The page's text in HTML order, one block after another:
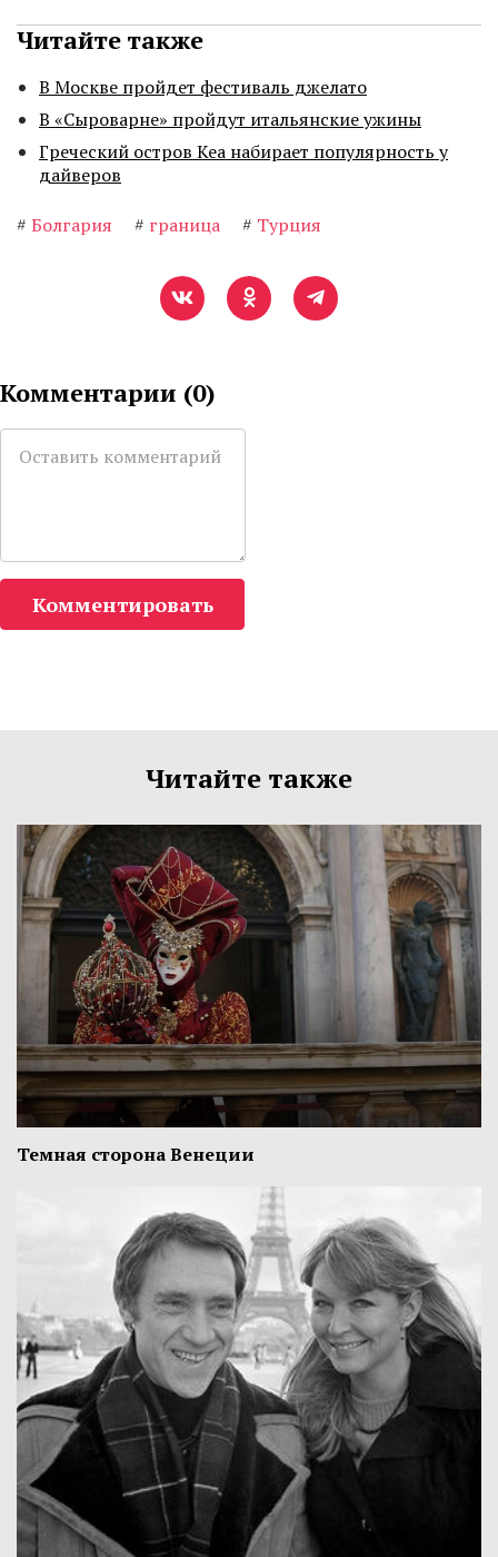
Читайте также
В Москве пройдет фестиваль джелато
В «Сыроварне» пройдут итальянские ужины
Греческий остров Кеа набирает популярность у
дайверов
# Болгария # граница # Турция
Комментарии (0)
Комментировать
Читайте также
Темная сторона Венеции